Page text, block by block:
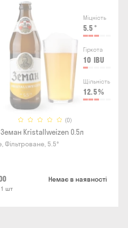
Міцність
5.5 °
Гіркота
10 IBU
Щільність
12.5%
(0)
Kristallweizen 0.5л
Фільтроване, 5.5°
1 шт
Немає в наявності